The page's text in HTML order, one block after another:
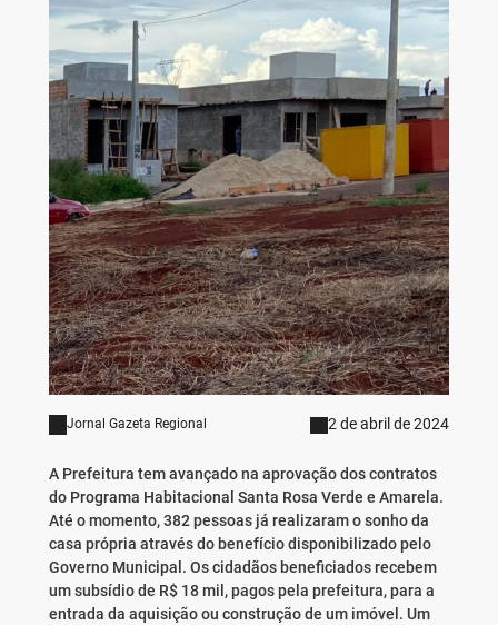
Jornal Gazeta Regional 2 de abril de 2024
A Prefeitura tem avançado na aprovação dos contratos
do Programa Habitacional Santa Rosa Verde e Amarela.
Até o momento, 382 pessoas já realizaram o sonho da
casa própria através do benefício disponibilizado pelo
Governo Municipal. Os cidadãos beneficiados recebem
um subsídio de R$ 18 mil, pagos pela prefeitura, para a
entrada da aquisição ou construção de um imóvel. Um